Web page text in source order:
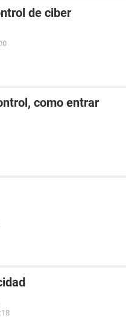
de ciber
como entrar